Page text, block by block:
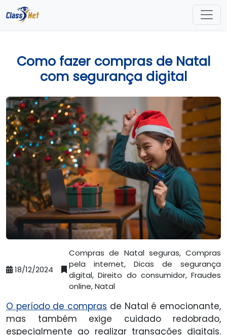
Como fazer compras de Natal
com segurança digital
18/12/2024
Compras de Natal seguras, Compras
pela internet, Dicas de segurança
digital, Direito do consumidor, Fraudes
online, Natal
O período de compras de Natal é emocionante,
mas também exige cuidado redobrado,
especialmente ao realizar transações digitais.